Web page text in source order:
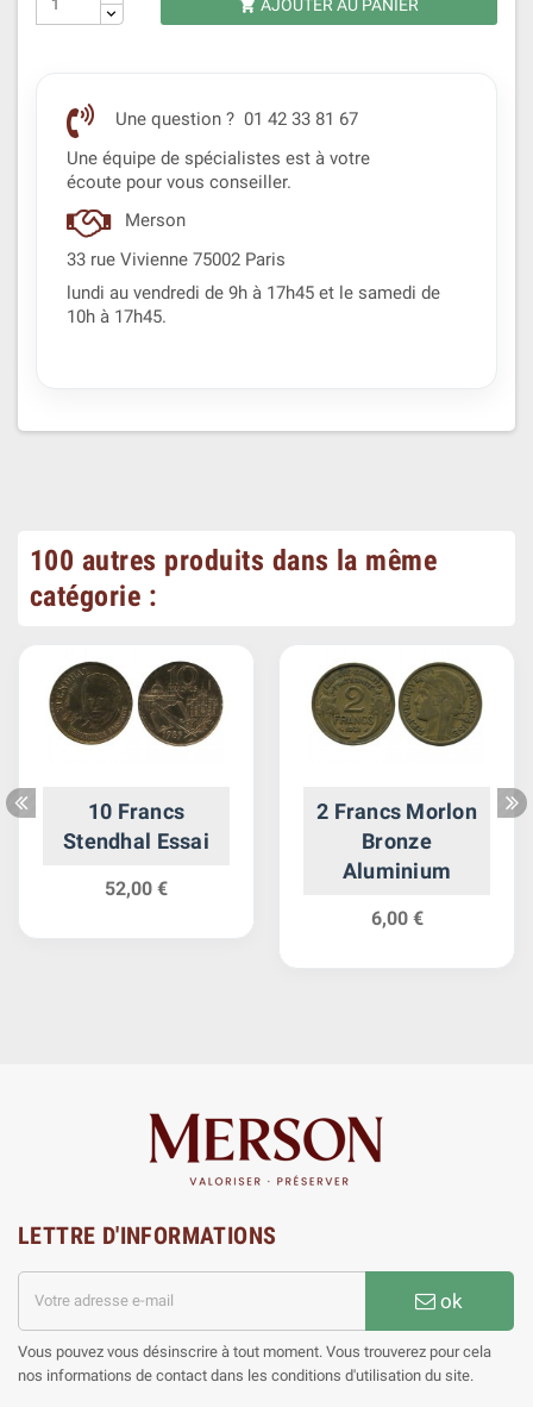
 AJOUTER AU PANIER
Une question ? 01 42 33 81 67
Une équipe de spécialistes est à votre
écoute pour vous conseiller.
Merson
33 rue Vivienne 75002 Paris
lundi au vendredi de 9h à 17h45 et le samedi de
10h à 17h45.
100 autres produits dans la même
catégorie :
10 Francs
Stendhal Essai
52,00 €
2 Francs Morlon
Bronze
Aluminium
6,00 €
LETTRE D'INFORMATIONS
ok
Vous pouvez vous désinscrire à tout moment. Vous trouverez pour cela
nos informations de contact dans les conditions d'utilisation du site.